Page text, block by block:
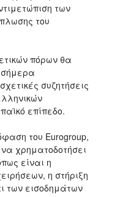
των
του
πόρων θα
σήμερα
συζητήσεις
επίπεδο.
του Eurogroup,
χρηματοδοτήσει
είναι η
η στήριξη
των εισοδημάτων